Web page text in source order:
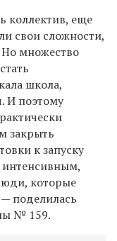
коллектив, еще
свои сложности,
Но множество
школа,
И поэтому
закрыть
к запуску
которые
поделилась
№ 159.